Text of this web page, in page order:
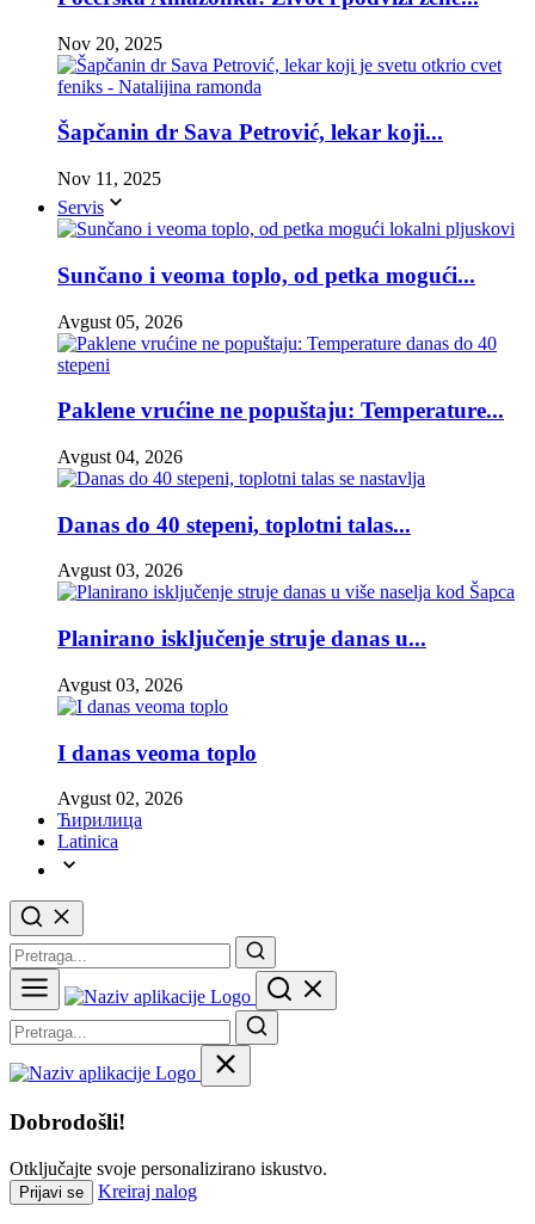
Nov 20, 2025
Šapčanin dr Sava Petrović, lekar koji...
Nov 11, 2025
Servis
Sunčano i veoma toplo, od petka mogući...
Avgust 05, 2026
Paklene vrućine ne popuštaju: Temperature...
Avgust 04, 2026
Danas do 40 stepeni, toplotni talas...
Avgust 03, 2026
Planirano isključenje struje danas u...
Avgust 03, 2026
I danas veoma toplo
Avgust 02, 2026
Ћирилица
Latinica
Dobrodošli!
Otključajte svoje personalizirano iskustvo.
Prijavi se Kreiraj nalog